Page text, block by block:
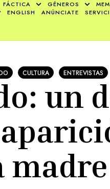
FÁCTICA GÉNEROS
ENGLISH ANÚNCIATE
CULTURA ENTREVISTAS
un